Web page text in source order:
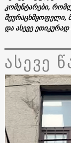
კომენტარები,
შეურაცხმყოფელი,
და ასევე ეთიკურად
ასევე